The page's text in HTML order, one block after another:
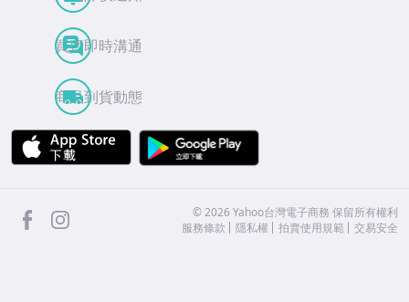
買賣即時溝通
商品到貨動態
APP Store
facebook ©2026 Yahoo台灣電子商務 保留所有權利
服務條款
隱私權 拍賣使用規範 交易安全